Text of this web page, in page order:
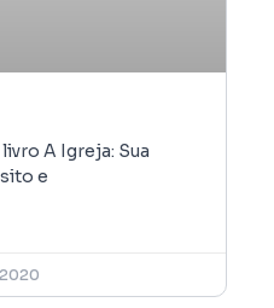
A Igreja: Sua
e